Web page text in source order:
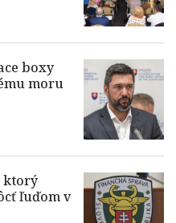
boxy
moru
ktorý
ľuďom v